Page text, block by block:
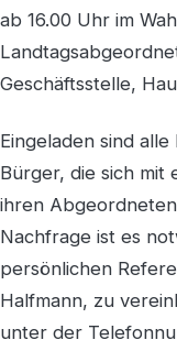
ab 16.00 Uhr im
Geschäftsstelle,
Eingeladen sind
Bürger, die sich mit
ihren
Nachfrage ist es
persönlichen
Halfmann, zu
unter der